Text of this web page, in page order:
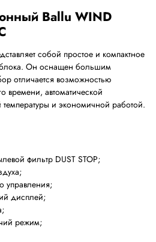
Ballu WIND
собой простое и компактное
Он оснащен большим
отличается возможностью
времени, автоматической
и экономичной работой.
фильтр DUST STOP;
управления;
дисплей;
режим;